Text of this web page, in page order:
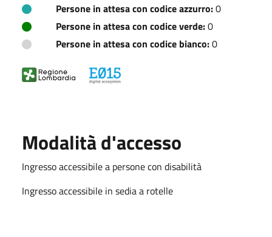
Persone in attesa con codice azzurro:0
Persone in attesa con codice verde:0
Persone in attesa con codice bianco:0
Modalità d'accesso
Ingresso accessibile a persone con disabilità
Ingresso accessibile in sedia a rotelle